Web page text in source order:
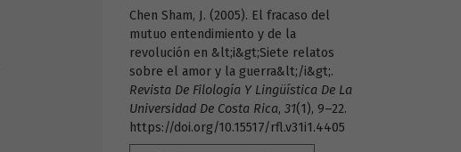
Chen Sham, J. (2005). El fracaso del
mutuo entendimiento y de la
revolución en &lt;i&gt;Siete relatos
sobre el amor y la guerra&lt;/i&gt;.
Revista De Filología Y Lingüística De La
Universidad De Costa Rica, 31(1), 9–22.
https://doi.org/10.15517/rfl.v31i1.4405